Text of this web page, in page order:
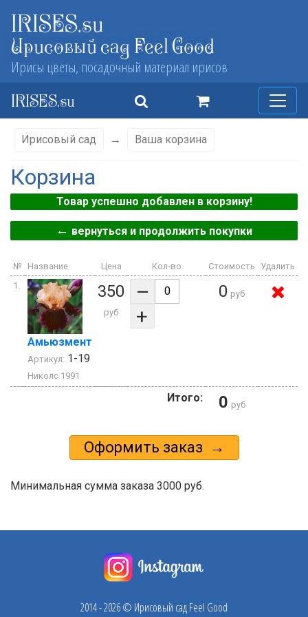
IRISES.su
Ирисовый сад Feel Good
Ирисы цветы, посадочный материал ирисов
IRISES.su
Ирисовый сад → Ваша корзина
Корзина
Товар успешно добавлен в корзину!
← вернуться и продолжить покупки
№ Название Цена Кол-во Стоимость
Удалить
1.
Амьюзмент
Артикул: 1-19
Николс 1991
350
руб
–
+
0 руб
Итого: 0 руб
Минимальная сумма заказа 3000 руб.
2014 - 2026 © Ирисовый сад Feel Good